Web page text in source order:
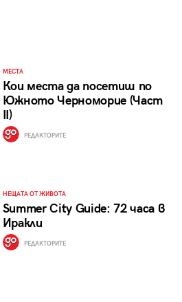
МЕСТА
Кои места да посетиш по
Южното Черноморие (Част
II)
РЕДАКТОРИТЕ
НЕЩАТА ОТ ЖИВОТА
Summer City Guide: 72 часа в
Иракли
РЕДАКТОРИТЕ